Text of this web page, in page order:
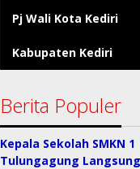
Pj Wali Kota Kediri
Kabupaten Kediri
Berita Populer
Kepala Sekolah SMKN 1
Tulungagung